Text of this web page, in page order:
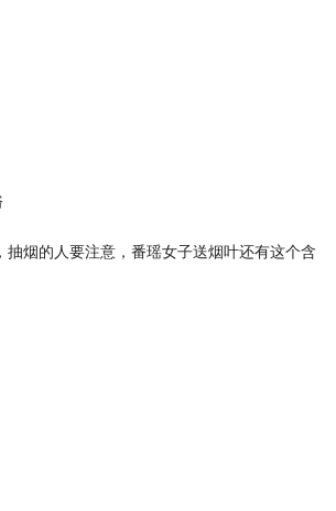
抽烟的人要注意，番瑶女子送烟叶还有这个含